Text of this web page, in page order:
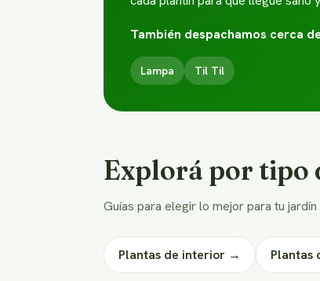
También despachamos cerca
Lampa Til Til
Explorá por tipo
Guías para elegir lo mejor para tu
Plantas de interior → Plantas